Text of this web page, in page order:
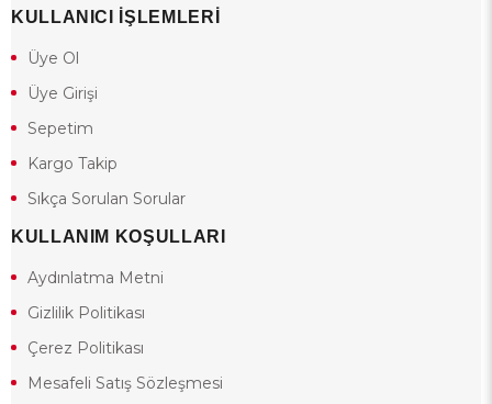
KULLANICI İŞLEMLERİ
Üye Ol
Üye Girişi
Sepetim
Kargo Takip
Sıkça Sorulan Sorular
KULLANIM KOŞULLARI
Aydınlatma Metni
Gizlilik Politikası
Çerez Politikası
Mesafeli Satış Sözleşmesi